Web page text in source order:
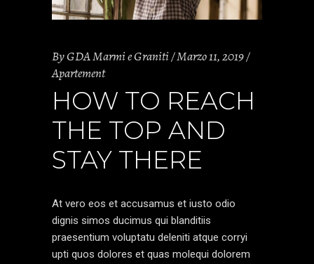
ByGDA Marmi e Graniti Marzo 11, 2019
Apartement
HOW TO REACH
THE TOP AND
STAY THERE
At vero eos et accusamus et iusto odio
dignis simos ducimus qui blanditiis
praesentium voluptatu deleniti atque corryi
upti quos dolores et quas molequi dolorem